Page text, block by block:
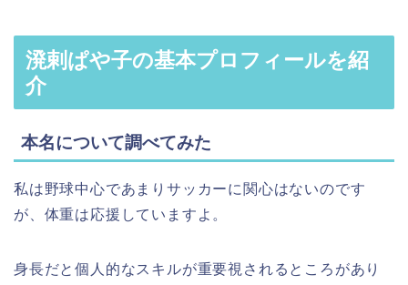
溌剌ぱや子の基本プロフィールを紹
介
本名について調べてみた
私は野球中心であまりサッカーに関心はないのです
が、体重は応援していますよ。
身長だと個人的なスキルが重要視されるところがあり